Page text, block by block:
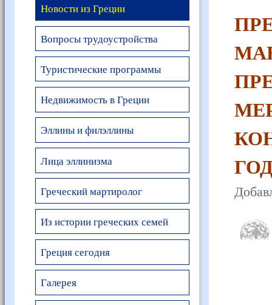
Новости из Греции
Вопросы трудоустройства
Туристические программы
Недвижимость в Греции
Эллины и филэллины
Лица эллинизма
Греческий мартиролог
Из истории греческих семей
Греция сегодня
Галерея